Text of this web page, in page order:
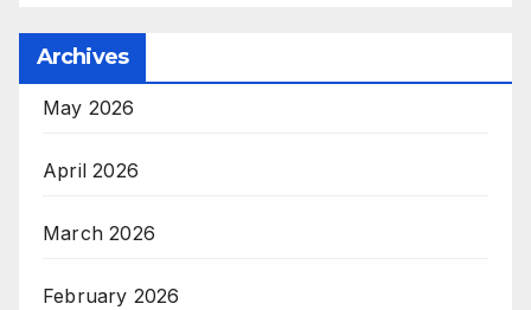
Archives
May 2026
April 2026
March 2026
February 2026